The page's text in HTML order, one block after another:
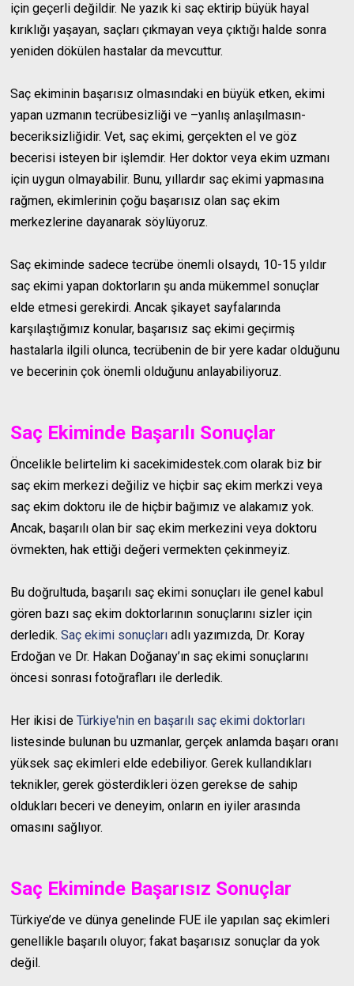
için geçerli değildir. Ne yazık ki saç ektirip büyük hayal
kırıklığı yaşayan, saçları çıkmayan veya çıktığı halde sonra
yeniden dökülen hastalar da mevcuttur.
Saç ekiminin başarısız olmasındaki en büyük etken, ekimi
yapan uzmanın tecrübesizliği ve –yanlış anlaşılmasın-
beceriksizliğidir. Vet, saç ekimi, gerçekten el ve göz
becerisi isteyen bir işlemdir. Her doktor veya ekim uzmanı
için uygun olmayabilir. Bunu, yıllardır saç ekimi yapmasına
rağmen, ekimlerinin çoğu başarısız olan saç ekim
merkezlerine dayanarak söylüyoruz.
Saç ekiminde sadece tecrübe önemli olsaydı, 10-15 yıldır
saç ekimi yapan doktorların şu anda mükemmel sonuçlar
elde etmesi gerekirdi. Ancak şikayet sayfalarında
karşılaştığımız konular, başarısız saç ekimi geçirmiş
hastalarla ilgili olunca, tecrübenin de bir yere kadar olduğunu
ve becerinin çok önemli olduğunu anlayabiliyoruz.
Saç Ekiminde Başarılı Sonuçlar
Öncelikle belirtelim ki sacekimidestek.com olarak biz bir
saç ekim merkezi değiliz ve hiçbir saç ekim merkzi veya
saç ekim doktoru ile de hiçbir bağımız ve alakamız yok.
Ancak, başarılı olan bir saç ekim merkezini veya doktoru
övmekten, hak ettiği değeri vermekten çekinmeyiz.
Bu doğrultuda, başarılı saç ekimi sonuçları ile genel kabul
gören bazı saç ekim doktorlarının sonuçlarını sizler için
derledik.Saç ekimi sonuçları adlı yazımızda, Dr. Koray
Erdoğan ve Dr. Hakan Doğanay’ın saç ekimi sonuçlarını
öncesi sonrası fotoğrafları ile derledik.
Her ikisi deTürkiye'nin en başarılı saç ekimi doktorları
listesinde bulunan bu uzmanlar, gerçek anlamda başarı oranı
yüksek saç ekimleri elde edebiliyor. Gerek kullandıkları
teknikler, gerek gösterdikleri özen gerekse de sahip
oldukları beceri ve deneyim, onların en iyiler arasında
omasını sağlıyor.
Saç Ekiminde Başarısız Sonuçlar
Türkiye’de ve dünya genelinde FUE ile yapılan saç ekimleri
genellikle başarılı oluyor; fakat başarısız sonuçlar da yok
değil.